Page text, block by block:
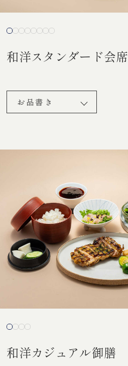
和洋スタンダード会席
お品書き
和洋カジュアル御膳